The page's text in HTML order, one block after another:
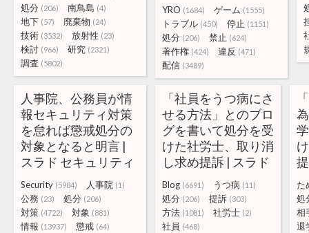
処分 (206) 南鳥島 (4)
地下 (57) 廃棄物 (24)
技術 (3532) 放射性 (23)
検討 (966) 研究 (2321)
調査 (5802)
YRO (1684) ゲーム (1555)
トラブル (450) 停止 (1151)
処分 (206) 禁止 (624)
著作権 (424) 違反 (471)
配信 (3489)
人事院、公務員が情
報セキュリティ対策
を怠れば懲戒処分の
対象となると明言 |
スラド セキュリティ
Security (5984) 人事院 (1)
公務 (23) 処分 (206)
対策 (4722) 対象 (881)
情報 (13937) 懲戒 (64)
「社員をうつ病にさ
せる方法」とのブロ
グを書いて処分を受
けた社労士、取り消
し求め提訴 | スラド
Blog (6691) うつ病 (11)
処分 (206) 提訴 (303)
方法 (1081) 社労士 (2)
社員 (468)
た
処
相
退